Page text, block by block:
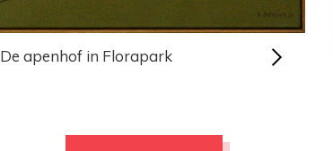
De apenhof in Florapark